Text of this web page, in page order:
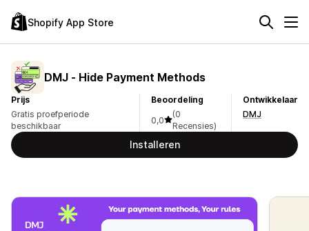
Shopify App Store
DMJ ‑ Hide Payment Methods
Prijs
Gratis proefperiode
beschikbaar
Beoordeling
0,0
(0
Recensies)
Ontwikkelaar
DMJ
Installeren